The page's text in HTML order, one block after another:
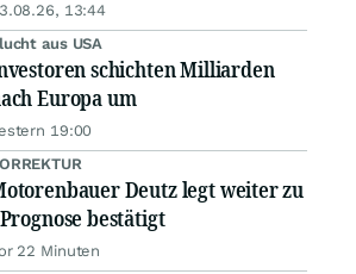
13:44
aus USA
schichten Milliarden
Europa um
19:00
Deutz legt weiter zu
bestätigt
22 Minuten